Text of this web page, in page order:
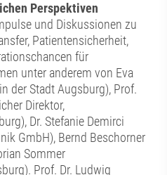
Perspektiven
und Diskussionen zu
Patientensicherheit,
für
unter anderem von Eva
der Stadt Augsburg), Prof.
Direktor,
Dr. Stefanie Demirci
GmbH), Bernd Beschorner
Sommer
Prof. Dr. Ludwig